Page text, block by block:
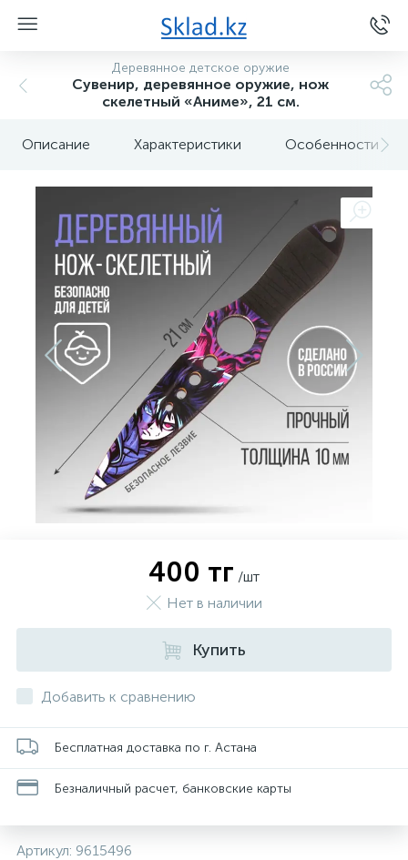
Деревянное детское оружие
Сувенир, деревянное оружие, нож
скелетный «Аниме», 21 см.
Описание Характеристики Особенности
400 тг /шт
Нет в наличии
Купить
Добавить к сравнению
Бесплатная доставка по г. Астана
Безналичный расчет, банковские карты
Артикул: 9615496